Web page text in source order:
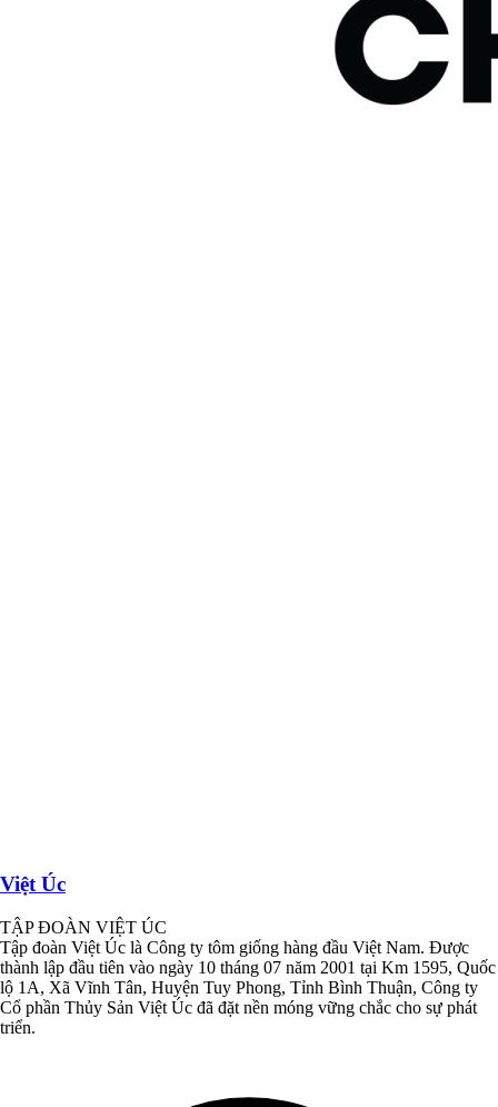
Việt Úc
TẬP ĐOÀN VIỆT ÚC
Tập đoàn Việt Úc là Công ty tôm giống hàng đầu Việt Nam. Được
thành lập đầu tiên vào ngày 10 tháng 07 năm 2001 tại Km 1595, Quốc
lộ 1A, Xã Vĩnh Tân, Huyện Tuy Phong, Tỉnh Bình Thuận, Công ty
Cổ phần Thủy Sản Việt Úc đã đặt nền móng vững chắc cho sự phát
triển.